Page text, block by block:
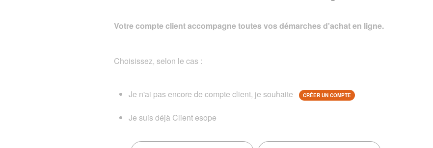
Votre compte client accompagne toutes vos démarches d'achat en ligne.
Choisissez, selon le cas :
Je n'ai pas encore de compte client, je souhaite CRÉER UN COMPTE
Je suis déjà Client esope